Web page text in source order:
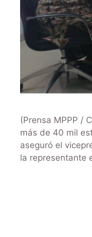
(Prensa MPPP /
más de 40 mil
aseguró el
la representante